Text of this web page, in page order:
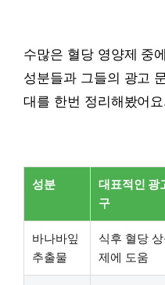
수많은 혈당 영양제 중
성분들과 그들의 광고
대를 한번 정리해봤어
성분
대표적인 광
구
바나바잎
추출물
식후 혈당
제에 도움